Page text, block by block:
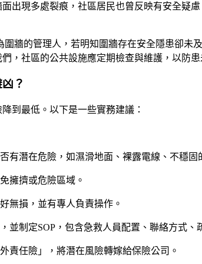
出現多處裂痕，社區居民也曾反映有安全疑
牆的管理人，若明知圍牆存在安全隱患卻未
，社區的公共設施應定期檢查與維護，以防患
？
到最低。以下是一些實務建議：
有潛在危險，如濕滑地面、裸露電線、不穩固
擁擠或危險區域。
無損，並有專人負責操作。
並制定SOP，包含急救人員配置、聯絡方式、
責任險」，將潛在風險轉嫁給保險公司。